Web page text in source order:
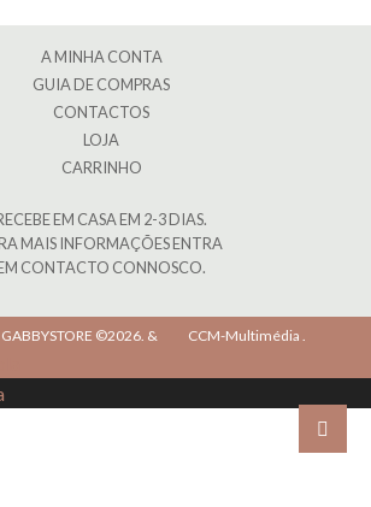
A MINHA CONTA
GUIA DE COMPRAS
CONTACTOS
LOJA
CARRINHO
EM CASA EM 2-3 DIAS.
MAIS INFORMAÇÕES ENTRA
CONTACTO CONNOSCO.
©2026. & CCM-Multimédia